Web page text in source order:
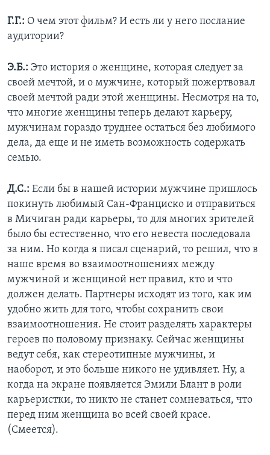
Г.Г.: О чем этот фильм? И есть ли у него послание
аудитории?
Э.Б.: Это история о женщине, которая следует за
своей мечтой, и о мужчине, который пожертвовал
своей мечтой ради этой женщины. Несмотря на то,
что многие женщины теперь делают карьеру,
мужчинам гораздо труднее остаться без любимого
дела, да еще и не иметь возможность содержать
семью.
Д.С.: Если бы в нашей истории мужчине пришлось
покинуть любимый Сан-Франциско и отправиться
в Мичиган ради карьеры, то для многих зрителей
было бы естественно, что его невеста последовала
за ним. Но когда я писал сценарий, то решил, что в
наше время во взаимоотношениях между
мужчиной и женщиной нет правил, кто и что
должен делать. Партнеры исходят из того, как им
удобно жить для того, чтобы сохранить свои
взаимоотношения. Не стоит разделять характеры
героев по половому признаку. Сейчас женщины
ведут себя, как стереотипные мужчины, и
наоборот, и это больше никого не удивляет. Ну, а
когда на экране появляется Эмили Блант в роли
карьеристки, то никто не станет сомневаться, что
перед ним женщина во всей своей красе.
(Смеется).